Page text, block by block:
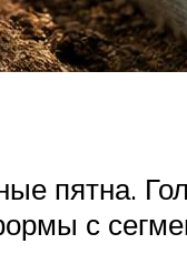
пятна.
с